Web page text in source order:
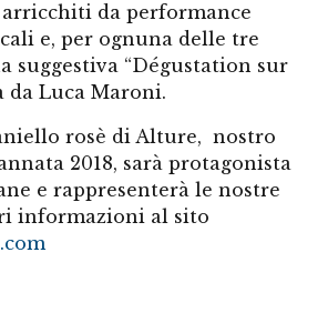
da performance
e, per ognuna delle tre
suggestiva “Dégustation sur
da Luca Maroni.
rosè di Alture, nostro
2018, sarà protagonista
e rappresenterà le nostre
informazioni al sito